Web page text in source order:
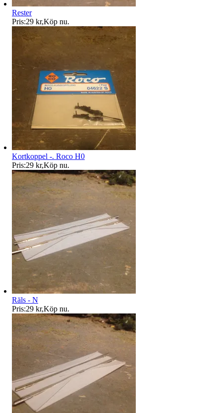
Rester
Pris:29 kr,Köp nu.
Kortkoppel -. Roco H0
Pris:29 kr,Köp nu.
Räls - N
Pris:29 kr,Köp nu.